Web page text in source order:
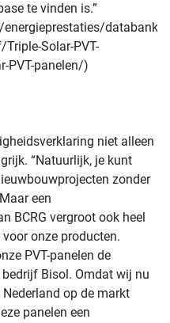
te vinden is.”
databank/
Solar-PVT-
PVT-panelen/)
niet alleen
“Natuurlijk, je kunt
zonder
een
BCRG vergroot ook heel
onze producten.
PVT-panelen de
Bisol. Omdat wij nu
op de markt
panelen een